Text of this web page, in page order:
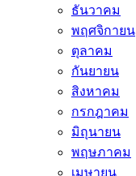
ธันวาคม
พฤศจิกายน
ตุลาคม
กันยายน
สิงหาคม
กรกฎาคม
มิถุนายน
พฤษภาคม
เมษายน